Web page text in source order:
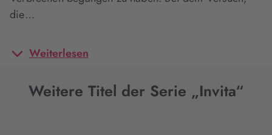
die…
Weiterlesen
Weitere Titel der Serie „Invita“